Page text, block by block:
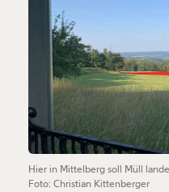
Hier in Mittelberg soll Müll
Foto: Christian Kittenberger